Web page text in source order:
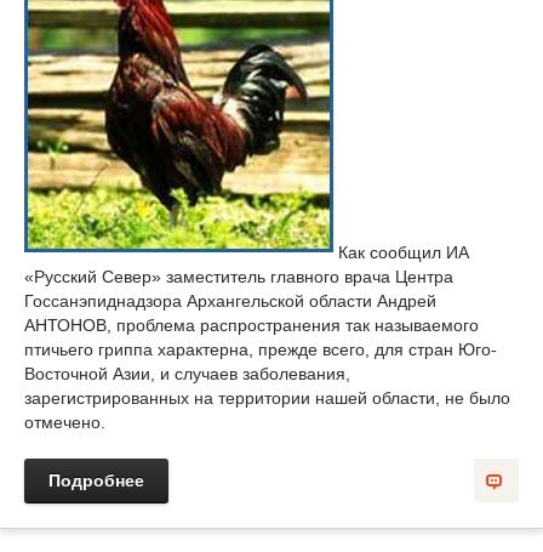
Как сообщил ИА
«Русский Север» заместитель главного врача Центра
Госсанэпиднадзора Архангельской области Андрей
АНТОНОВ, проблема распространения так называемого
птичьего гриппа характерна, прежде всего, для стран Юго-
Восточной Азии, и случаев заболевания,
зарегистрированных на территории нашей области, не было
отмечено.
Подробнее